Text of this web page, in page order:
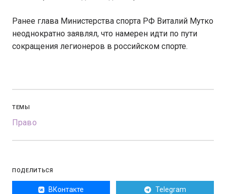
Ранее глава Министерства спорта РФ Виталий Мутко
неоднократно заявлял, что намерен идти по пути
сокращения легионеров в российском спорте.
ТЕМЫ
Право
ПОДЕЛИТЬСЯ
ВКонтакте Telegram